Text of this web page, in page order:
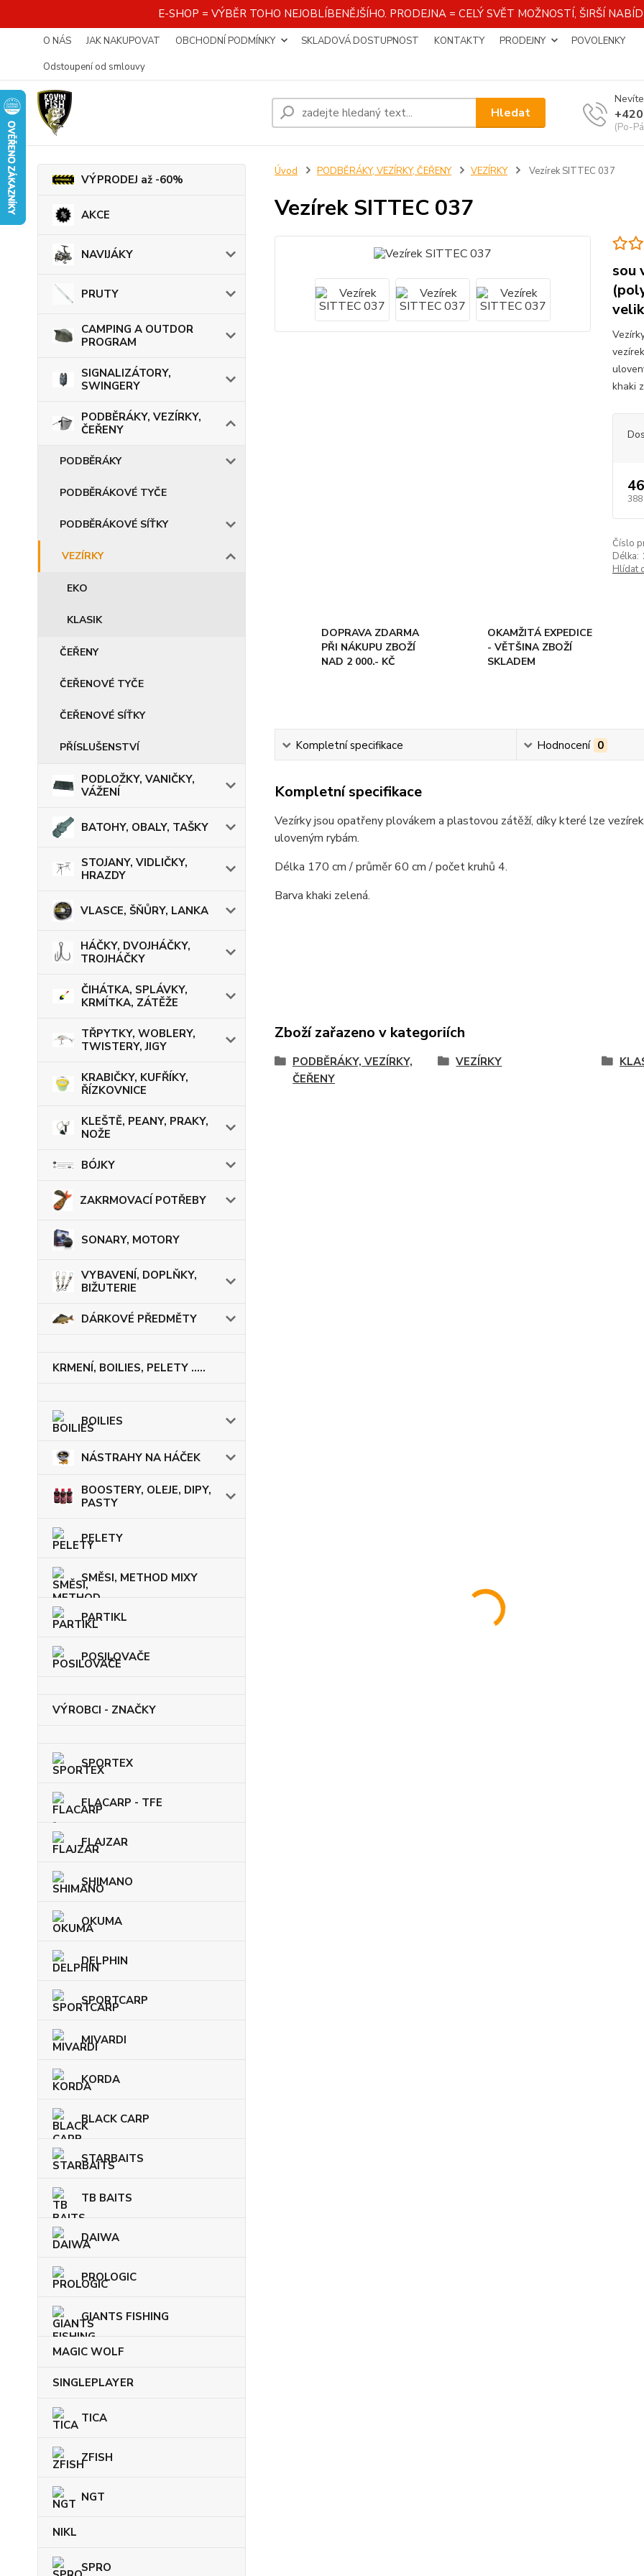
E-SHOP = VÝBĚR TOHO NEJOBLÍBENĚJŠÍHO. PRODEJNA = CELÝ SVĚT MOŽNOSTÍ, ŠIRŠÍ
O NÁS JAK NAKUPOVAT OBCHODNÍ PODMÍNKY SKLADOVÁ DOSTUPNOST KONTAKTY PRODEJNY
POVOLENKY
Odstoupení od smlouvy
Hledat
(Po-
VÝPRODEJ až -60%
AKCE
NAVIJÁKY
PRUTY
CAMPING A OUTDOR
PROGRAM
SIGNALIZÁTORY,
SWINGERY
PODBĚRÁKY, VEZÍRKY,
ČEŘENY
PODBĚRÁKY
PODBĚRÁKOVÉ TYČE
PODBĚRÁKOVÉ SÍŤKY
VEZÍRKY
EKO
KLASIK
ČEŘENY
ČEŘENOVÉ TYČE
ČEŘENOVÉ SÍŤKY
PŘÍSLUŠENSTVÍ
PODLOŽKY, VANIČKY,
VÁŽENÍ
BATOHY, OBALY, TAŠKY
STOJANY, VIDLIČKY,
HRAZDY
VLASCE, ŠŇŮRY, LANKA
HÁČKY, DVOJHÁČKY,
TROJHÁČKY
ČIHÁTKA, SPLÁVKY,
KRMÍTKA, ZÁTĚŽE
TŘPYTKY, WOBLERY,
TWISTERY, JIGY
KRABIČKY, KUFŘÍKY,
ŘÍZKOVNICE
KLEŠTĚ, PEANY, PRAKY,
NOŽE
BÓJKY
ZAKRMOVACÍ POTŘEBY
SONARY, MOTORY
VYBAVENÍ, DOPLŇKY,
BIŽUTERIE
DÁRKOVÉ PŘEDMĚTY
KRMENÍ, BOILIES, PELETY .....
BOILIES
NÁSTRAHY NA HÁČEK
BOOSTERY, OLEJE, DIPY,
PASTY
PELETY
SMĚSI, METHOD MIXY
PARTIKL
POSILOVAČE
VÝROBCI - ZNAČKY
SPORTEX
FLACARP - TFE
FLAJZAR
SHIMANO
OKUMA
DELPHIN
SPORTCARP
MIVARDI
KORDA
BLACK CARP
STARBAITS
TB BAITS
DAIWA
PROLOGIC
GIANTS FISHING
MAGIC WOLF
SINGLEPLAYER
TICA
ZFISH
NGT
NIKL
SPRO
Úvod PODBĚRÁKY, VEZÍRKY, ČEŘENY VEZÍRKY Vezírek SITTEC 037
Vezírek SITTEC 037
sou
khaki
388
Číslo
Délka:
Hlídat
DOPRAVA ZDARMA
PŘI NÁKUPU ZBOŽÍ
NAD 2 000.- KČ
OKAMŽITÁ EXPEDICE
- VĚTŠINA ZBOŽÍ
SKLADEM
Kompletní specifikace Hodnocení 0
Kompletní specifikace
Vezírky jsou opatřeny plovákem a plastovou zátěží, díky které lze
uloveným rybám.
Délka 170 cm / průměr 60 cm / počet kruhů 4.
Barva khaki zelená.
Zboží zařazeno v kategoriích
PODBĚRÁKY, VEZÍRKY,
ČEŘENY
VEZÍRKY